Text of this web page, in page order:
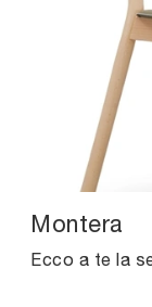
Montera